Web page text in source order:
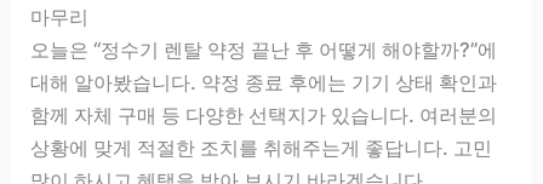
마무리
오늘은 “정수기 렌탈 약정 끝난 후 어떻게 해야할까?”에
대해 알아봤습니다. 약정 종료 후에는 기기 상태 확인과
함께 자체 구매 등 다양한 선택지가 있습니다. 여러분의
상황에 맞게 적절한 조치를 취해주는게 좋답니다. 고민